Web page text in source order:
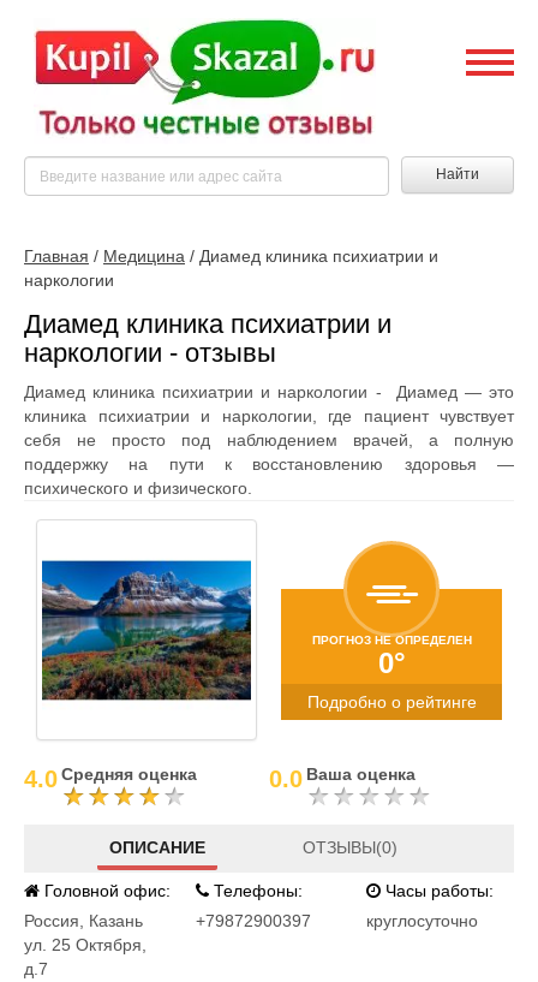
Найти
Главная / Медицина / Диамед клиника психиатрии и
наркологии
Диамед клиника психиатрии и
наркологии - отзывы
Диамед клиника психиатрии и наркологии - Диамед — это
клиника психиатрии и наркологии, где пациент чувствует
себя не просто под наблюдением врачей, а полную
поддержку на пути к восстановлению здоровья —
психического и физического.
ПРОГНОЗ НЕ ОПРЕДЕЛЕН
0°
Подробно о рейтинге
4.0Средняя оценка 0.0 Ваша оценка
ОПИСАНИЕ ОТЗЫВЫ(0)
Головной офис:
Россия
Казань
ул. 25 Октября,
д.7
Телефоны:
+79872900397
Часы работы:
круглосуточно